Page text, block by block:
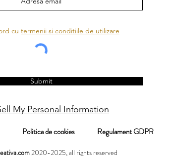
cu termenii si conditiile de utilizare
Submit
My Personal Information
Politica de cookies Regulament GDPR
2020-2025, all rights reserved